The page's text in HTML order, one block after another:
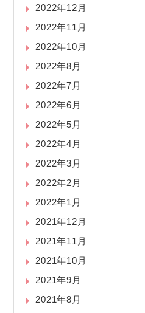
2022年12月
2022年11月
2022年10月
2022年8月
2022年7月
2022年6月
2022年5月
2022年4月
2022年3月
2022年2月
2022年1月
2021年12月
2021年11月
2021年10月
2021年9月
2021年8月